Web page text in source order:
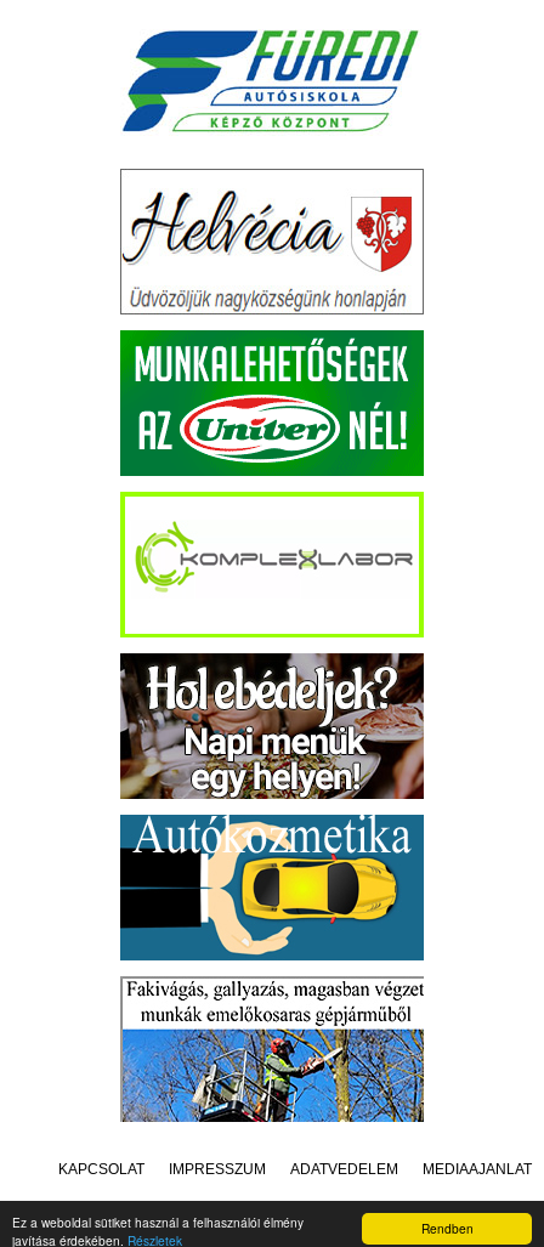
Rendben
Ez a weboldal sütiket használ a felhasználói élmény
javítása érdekében. Részletek
KAPCSOLAT IMPRESSZUM ADATVÉDELEM MÉDIAAJÁNLAT
Készítette:Raster Studio